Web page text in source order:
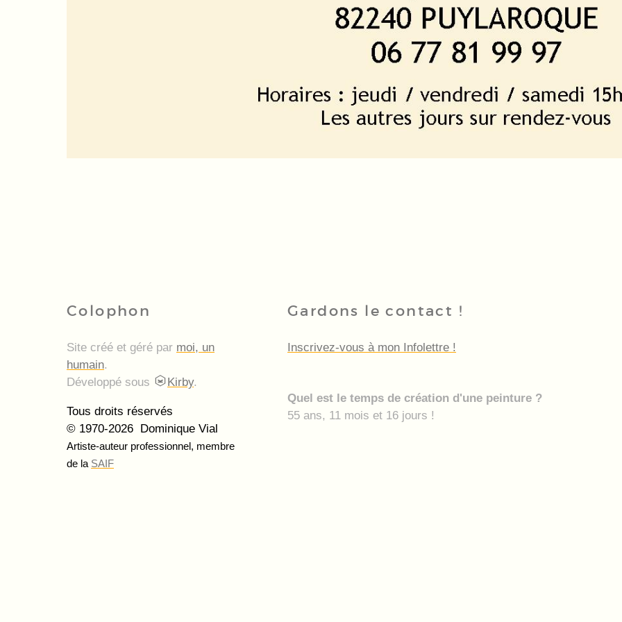
Colophon
Site créé et géré par moi, un
humain.
Développé sous
Kirby.
Tous droits réservés
© 1970-2026 Dominique Vial
Artiste-auteur professionnel, membre
de la SAIF
Gardons le contact !
Inscrivez-vous à mon Infolettre !
Quel est le temps de création d'une peinture ?
55 ans, 11 mois et 16 jours !